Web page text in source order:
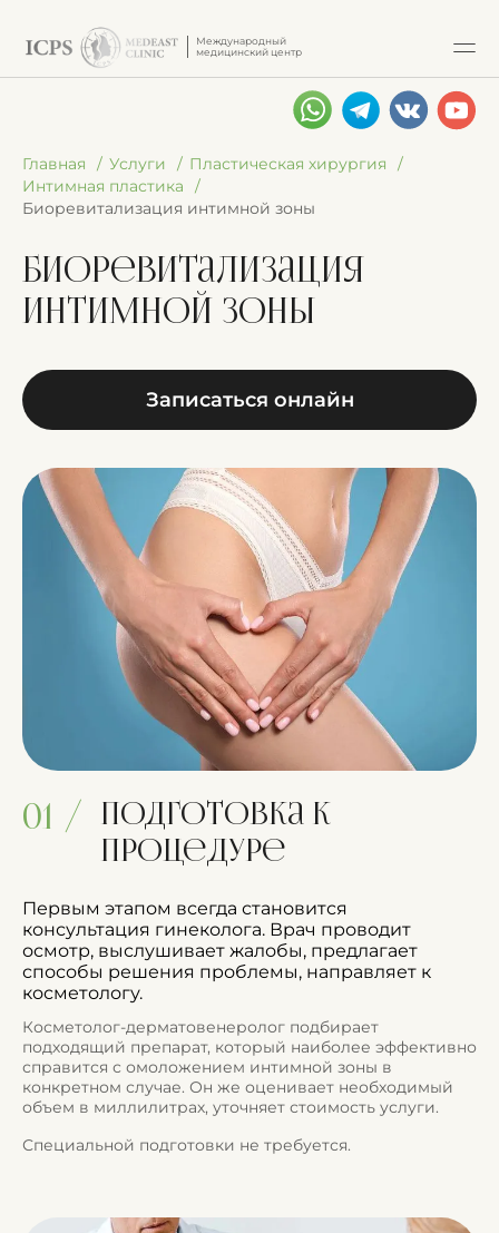
Международный
медицинский центр
Главная Услуги
Пластическая хирургия
Интимная пластика
Биоревитализация интимной зоны
Биоревитализация
интимной зоны
Записаться онлайн
01 /
Подготовка к
процедуре
Первым этапом всегда становится
консультация гинеколога. Врач проводит
осмотр, выслушивает жалобы, предлагает
способы решения проблемы, направляет к
косметологу.
Косметолог-дерматовенеролог подбирает
подходящий препарат, который наиболее эффективно
справится с омоложением интимной зоны в
конкретном случае. Он же оценивает необходимый
объем в миллилитрах, уточняет стоимость услуги.
Специальной подготовки не требуется.